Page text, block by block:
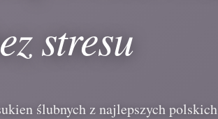
stresu
ślubnych z najlepszych polskich